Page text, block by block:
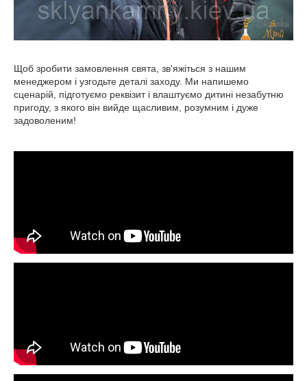
Щоб зробити замовлення свята, зв'яжіться з нашим
менеджером і узгодьте деталі заходу. Ми напишемо
сценарій, підготуємо реквізит і влаштуємо дитині незабутню
пригоду, з якого він вийде щасливим, розумним і дуже
задоволеним!